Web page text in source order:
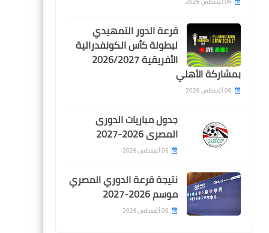
الدورى
Egypt
كيفية مشاهدة مباراة الاهلى
و شباب بلوزداد مجانا على
النايل سات
اخبار خفيفة
الإتحاد السكندري يقتدي
قرعة الدور التمهيدي
لبطولة كأس الكونفدرالية
الأفريقية 2026/2027
بمشاركة الأهلي
06 أغسطس 2026
جدول مباريات الدورى
المصرى 2026-2027
05 أغسطس 2026
نتيجة قرعة الدوري المصري
موسم 2026-2027
05 أغسطس 2026